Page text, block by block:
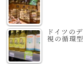
ドイツの
視の循環